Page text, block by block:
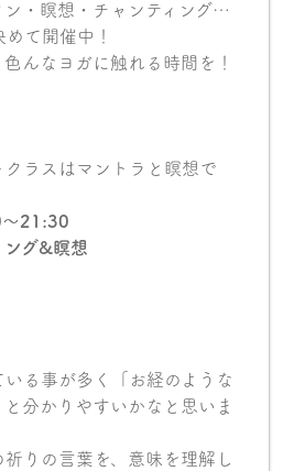
ン・瞑想・チャンティング…
て開催中！
んなヨガに触れる時間を！
ラスはマントラと瞑想で
21:30
ング&瞑想
いる事が多く「お経のような
と分かりやすいかなと思いま
りの言葉を、意味を理解し